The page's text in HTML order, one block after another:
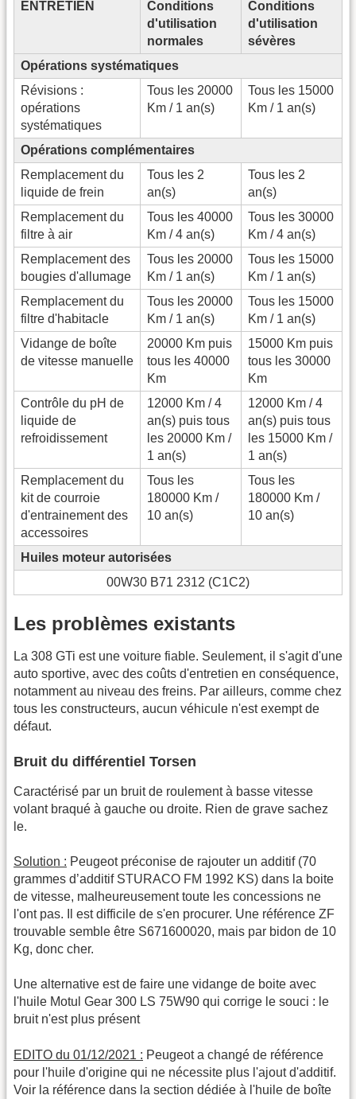
ENTRETIEN
Conditions
d'utilisation
normales
Conditions
d'utilisation
sévères
Opérations systématiques
Révisions :
opérations
systématiques
Tous les 20000
Km / 1 an(s)
Tous les 15000
Km / 1 an(s)
Opérations complémentaires
Remplacement du
liquide de frein
Tous les 2
an(s)
Tous les 2
an(s)
Remplacement du
filtre à air
Tous les 40000
Km / 4 an(s)
Tous les 30000
Km / 4 an(s)
Remplacement des
bougies d'allumage
Tous les 20000
Km / 1 an(s)
Tous les 15000
Km / 1 an(s)
Remplacement du
filtre d'habitacle
Tous les 20000
Km / 1 an(s)
Tous les 15000
Km / 1 an(s)
Vidange de boîte
de vitesse manuelle
20000 Km puis
tous les 40000
Km
15000 Km puis
tous les 30000
Km
Contrôle du pH de
liquide de
refroidissement
12000 Km / 4
an(s) puis tous
les 20000 Km /
1 an(s)
12000 Km / 4
an(s) puis tous
les 15000 Km /
1 an(s)
Remplacement du
kit de courroie
d'entrainement des
accessoires
Tous les
180000 Km /
10 an(s)
Tous les
180000 Km /
10 an(s)
Huiles moteur autorisées
00W30 B71 2312 (C1C2)
Les problèmes existants
La 308 GTi est une voiture fiable. Seulement, il s'agit d'une
auto sportive, avec des coûts d'entretien en conséquence,
notamment au niveau des freins. Par ailleurs, comme chez
tous les constructeurs, aucun véhicule n'est exempt de
défaut.
Bruit du différentiel Torsen
Caractérisé par un bruit de roulement à basse vitesse
volant braqué à gauche ou droite. Rien de grave sachez
le.
Solution : Peugeot préconise de rajouter un additif (70
grammes d’additif STURACO FM 1992 KS) dans la boite
de vitesse, malheureusement toute les concessions ne
l'ont pas. Il est difficile de s'en procurer. Une référence ZF
trouvable semble être S671600020, mais par bidon de 10
Kg, donc cher.
Une alternative est de faire une vidange de boite avec
l'huile Motul Gear 300 LS 75W90 qui corrige le souci : le
bruit n'est plus présent
EDITO du 01/12/2021 : Peugeot a changé de référence
pour l'huile d'origine qui ne nécessite plus l'ajout d'additif.
Voir la référence dans la section dédiée à l'huile de boîte